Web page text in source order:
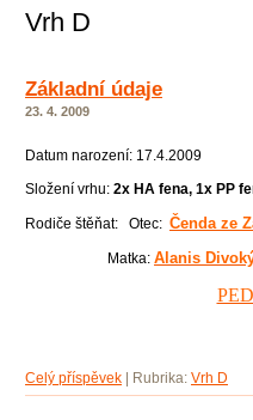
Vrh D
Základní údaje
23. 4. 2009
Datum narození: 17.4.2009
Složení vrhu: 2x HA fena, 1x PP
Rodiče štěňat: Otec: Čenda ze
Matka: Alanis
Celý příspěvek Rubrika: Vrh D